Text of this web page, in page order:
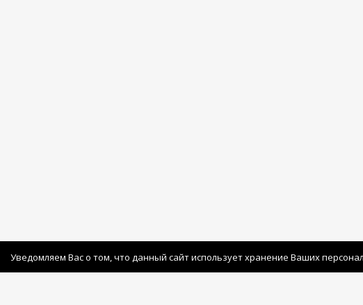
Уведомляем Вас о том, что данный сайт использует хранение Ваших